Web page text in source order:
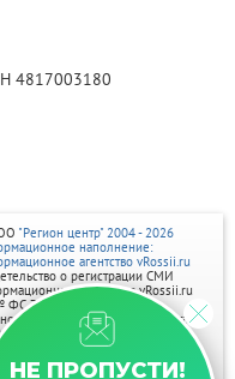
4817003180
НЕ ПРОПУСТИ!
"Регион центр" 2004 - 2026
наполнение:
агентство vRossii.ru
о регистрации СМИ
агентства vRossii.ru
77‑35502
РОСКОМНАДЗОРом 04 марта
редактора Нарыков А. Н.
на портале размещаются на